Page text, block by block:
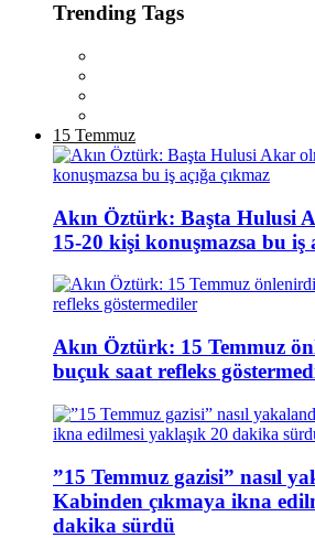
Trending Tags
15 Temmuz
Akın Öztürk: Başta Hulusi
15-20 kişi konuşmazsa bu iş
Akın Öztürk: 15 Temmuz
buçuk saat refleks
”15 Temmuz gazisi” nasıl
Kabinden çıkmaya ikna
dakika sürdü